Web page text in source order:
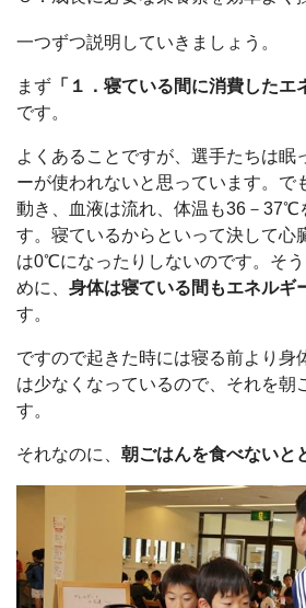
一つずつ説明していきましょう。
まず 「１．寝ている間に消費したエ
です。
よくあることですが、選手たちは眠
ーが使われないと思っています。で
動き、血液は流れ、体温も36－37℃
す。寝ているからといって決して心
は0℃になったりしないのです。そ
めに、 身体は寝ている間もエネルギ
す。
ですので起きた時には寝る前より身
は少なくなっているので、それを朝
す。
それなのに、 朝ごはんを食べないと